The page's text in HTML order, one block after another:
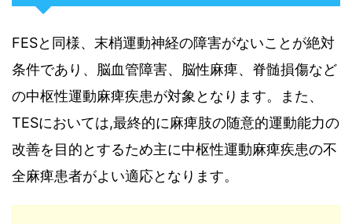
FESと同様、末梢運動神経の障害がないことが絶対
条件であり、脳血管障害、脳性麻痺、脊髄損傷など
の中枢性運動麻痺疾患が対象となります。また、
TESにおいては,最終的に麻痺肢の随意的運動能力の
改善を目的とするため主に中枢性運動麻痺疾患の不
全麻痺患者がよい適応となります。